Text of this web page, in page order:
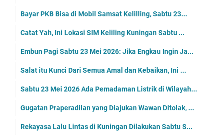
Bayar PKB Bisa di Mobil Samsat Kelilling, Sabtu 23...
Catat Yah, Ini Lokasi SIM Keliling Kuningan Sabtu ...
Embun Pagi Sabtu 23 Mei 2026: Jika Engkau Ingin Ja...
Salat itu Kunci Dari Semua Amal dan Kebaikan, Ini ...
Sabtu 23 Mei 2026 Ada Pemadaman Listrik di Wilayah...
Gugatan Praperadilan yang Diajukan Wawan Ditolak, ...
Rekayasa Lalu Lintas di Kuningan Dilakukan Sabtu S...